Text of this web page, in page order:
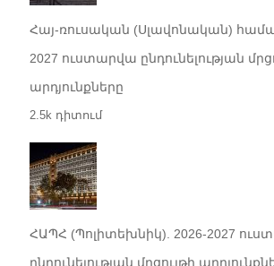
Հայ-ռուսական (Սլավոնական)
2027 ուստարվա ընդունելության
արդյունքները
2.5k դիտում
ՀԱՊՀ (Պոլիտեխնիկ). 2026-2027
ընդունելության մրցույթի